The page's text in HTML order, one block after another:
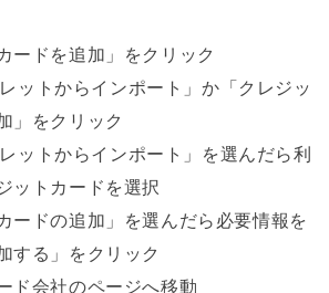
ードを追加」をクリック
ットからインポート」か「クレジッ
」をクリック
ットからインポート」を選んだら利
ットカードを選択
ードの追加」を選んだら必要情報を
する」をクリック
ド会社のページへ移動